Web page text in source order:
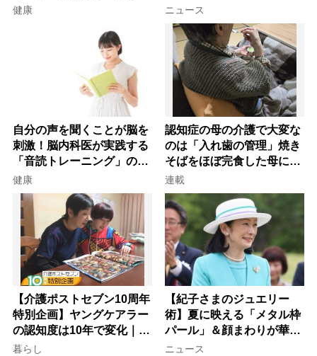
を元気にする音読の習慣」
健康 ニュース
自分の声を聞くことが脳を
刺激！脳内科医が実践する
「音読トレーニング」の極
意
健康
認知症の母の介護で大変な
のは「入れ歯の管理」焼き
そばをほぼ完食した母に息
子が血の気が引いた理由
連載
【介護ポストセブン10周年
特別企画】ヤングケアラー
の認知度は10年で変化｜流
行語大賞にノミネート、法
暮らし
【紀子さまのジュエリー
術】夏に映える「メタル枠
パール」＆顔まわりが華や
ぐ「揺れる一粒」の使い分
ニュース